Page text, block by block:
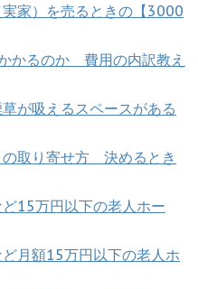
家）を売るときの【3000
かるのか 費用の内訳教え
が吸えるスペースがある
取り寄せ方 決めるとき
15万円以下の老人ホー
月額15万円以下の老人ホ